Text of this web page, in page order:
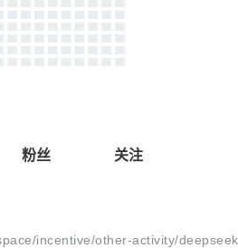
粉丝 关注
incentive/other-activity/